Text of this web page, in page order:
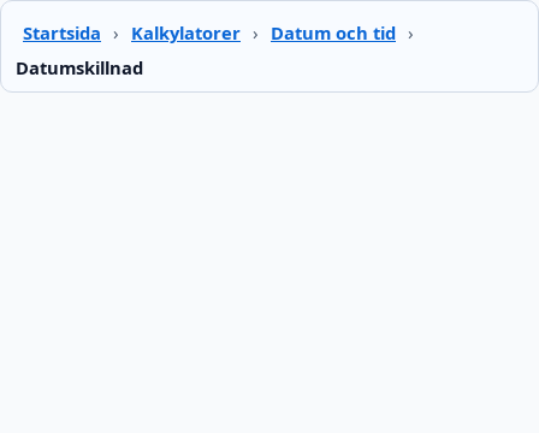
Startsida › Kalkylatorer › Datum och tid ›
Datumskillnad